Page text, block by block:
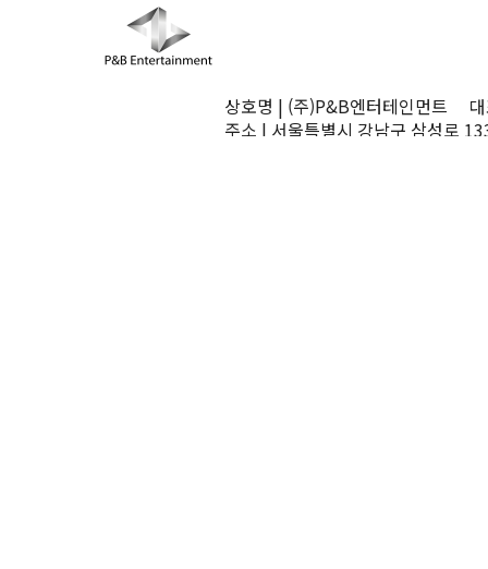
상호명 | (주)P&B엔터테인먼트
주소 | 서울특별시 강남구 삼성로